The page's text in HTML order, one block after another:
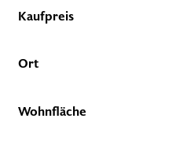
Kaufpreis
Ort
Wohnfläche